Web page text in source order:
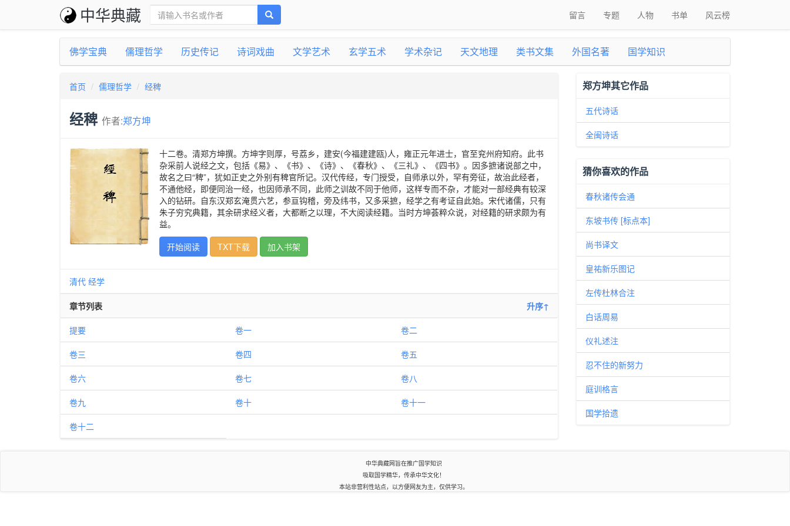
中华典藏 留言 专题 人物 书单 风云榜
佛学宝典 儒理哲学 历史传记 诗词戏曲 文学艺术 玄学五术 学术杂记 天文地理 类书文集 外国名著 国学知识
首页 儒理哲学 经稗
经稗 作者:郑方坤
十二卷。清郑方坤撰。方坤字则厚，号荔乡，建安(今福建建瓯)人，雍正元年进士，官至兖州府知府。此书
杂采前人说经之文，包括《易》、《书》、《诗》、《春秋》、《三礼》、《四书》。因多摭诸说部之中，
故名之曰“稗”，犹如正史之外别有稗官所记。汉代传经，专门授受，自师承以外，罕有旁征，故治此经者，
不通他经，即便同治一经，也因师承不同，此师之训故不同于他师，这样专而不杂，才能对一部经典有较深
入的钻研。自东汉郑玄淹贯六艺，参亘钩稽，旁及纬书，又多采摭，经学之有考证自此始。宋代诸儒，只有
朱子穷究典籍，其余研求经义者，大都断之以理，不大阅读经籍。当时方坤荟粹众说，对经籍的研求颇为有
益。
开始阅读
TXT下载 加入书架
清代 经学
章节列表 升序↑
提要 卷一 卷二
卷三 卷四 卷五
卷六 卷七 卷八
卷九 卷十 卷十一
卷十二
郑方坤其它作品
五代诗话
全闽诗话
猜你喜欢的作品
春秋诸传会通
东坡书传 [标点本]
尚书译文
皇祐新乐图记
左传杜林合注
白话周易
仪礼述注
忍不住的新努力
庭训格言
国学拾遗
中华典藏网旨在推广国学知识
吸取国学精华，传承中华文化！
本站非营利性站点，以方便网友为主，仅供学习。